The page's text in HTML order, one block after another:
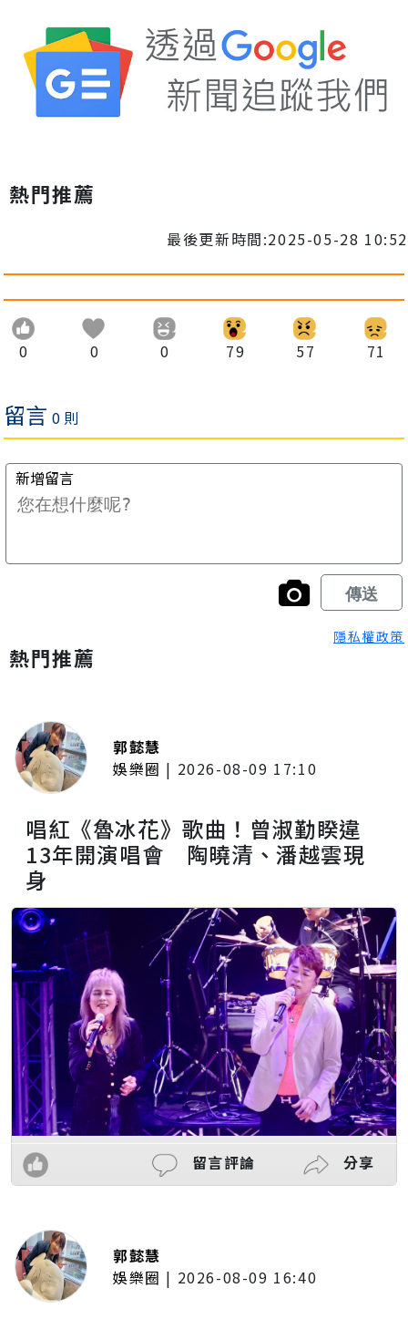
熱門推薦
最後更新時間:2025-05-28 10:52
0 0 0 79 57 71
隱私權政策
熱門推薦
郭懿慧
娛樂圈 | 2026-08-09 17:10
唱紅《魯冰花》歌曲！曾淑勤睽違
13年開演唱會 陶曉清、潘越雲現
身
留言評論 分享
郭懿慧
娛樂圈 | 2026-08-09 16:40